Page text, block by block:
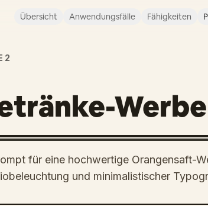
Übersicht Anwendungsfälle Fähigkeiten
2
für eine hochwertige Orangensaft-
und minimalistischer